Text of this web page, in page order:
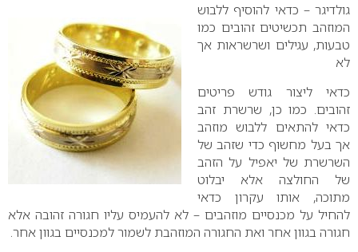
גולדיגר – כדאי להוסיף ללבוש
המוזהב תכשיטים זהובים כמו
טבעות, עגילים ושרשראות אך
לא
כדאי ליצור גודש פריטים
זהובים. כמו כן, שרשרת זהב
כדאי להתאים ללבוש מוזהב
אך בעל מחשוף כדי שזהב של
השרשרת של יאפיל על הזהב
של החולצה אלא יבלוט
מתוכה, אותו עקרון כדאי
להחיל על מכנסיים מוזהבים – לא להעמיס עליו חגורה זהובה אלא
חגורה בגוון אחר ואת החגורה המוזהבת לשמור למכנסיים בגוון אחר.